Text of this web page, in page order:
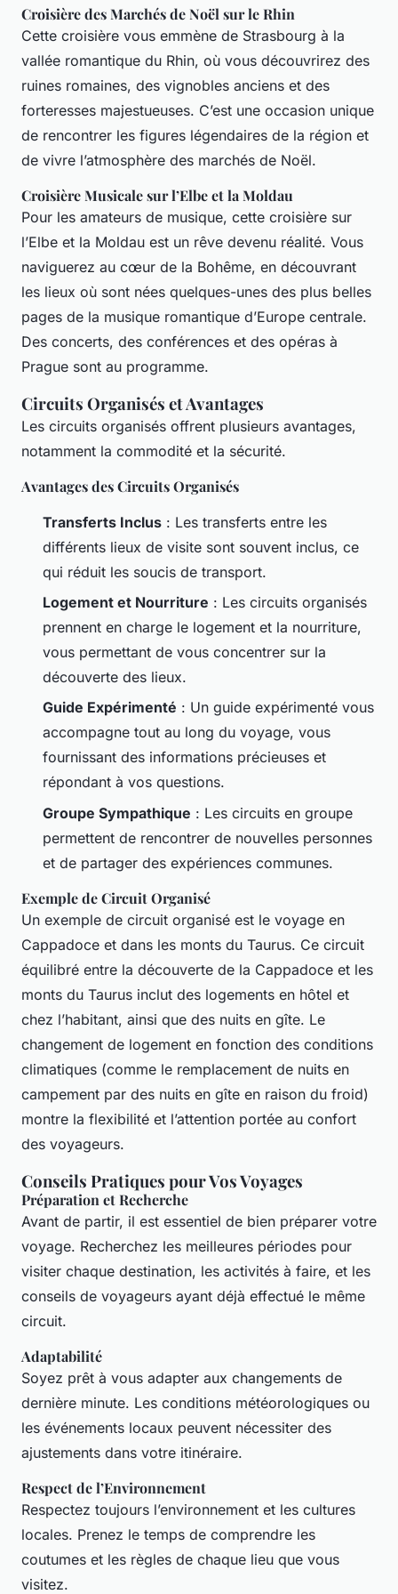
Croisière des Marchés de Noël sur le Rhin
Cette croisière vous emmène de Strasbourg à la
vallée romantique du Rhin, où vous découvrirez des
ruines romaines, des vignobles anciens et des
forteresses majestueuses. C’est une occasion unique
de rencontrer les figures légendaires de la région et
de vivre l’atmosphère des marchés de Noël.
Croisière Musicale sur l’Elbe et la Moldau
Pour les amateurs de musique, cette croisière sur
l’Elbe et la Moldau est un rêve devenu réalité. Vous
naviguerez au cœur de la Bohême, en découvrant
les lieux où sont nées quelques-unes des plus belles
pages de la musique romantique d’Europe centrale.
Des concerts, des conférences et des opéras à
Prague sont au programme.
Circuits Organisés et Avantages
Les circuits organisés offrent plusieurs avantages,
notamment la commodité et la sécurité.
Avantages des Circuits Organisés
Transferts Inclus : Les transferts entre les
différents lieux de visite sont souvent inclus, ce
qui réduit les soucis de transport.
Logement et Nourriture : Les circuits organisés
prennent en charge le logement et la nourriture,
vous permettant de vous concentrer sur la
découverte des lieux.
Guide Expérimenté : Un guide expérimenté vous
accompagne tout au long du voyage, vous
fournissant des informations précieuses et
répondant à vos questions.
Groupe Sympathique : Les circuits en groupe
permettent de rencontrer de nouvelles personnes
et de partager des expériences communes.
Exemple de Circuit Organisé
Un exemple de circuit organisé est le voyage en
Cappadoce et dans les monts du Taurus. Ce circuit
équilibré entre la découverte de la Cappadoce et les
monts du Taurus inclut des logements en hôtel et
chez l’habitant, ainsi que des nuits en gîte. Le
changement de logement en fonction des conditions
climatiques (comme le remplacement de nuits en
campement par des nuits en gîte en raison du froid)
montre la flexibilité et l’attention portée au confort
des voyageurs.
Conseils Pratiques pour Vos Voyages
Préparation et Recherche
Avant de partir, il est essentiel de bien préparer votre
voyage. Recherchez les meilleures périodes pour
visiter chaque destination, les activités à faire, et les
conseils de voyageurs ayant déjà effectué le même
circuit.
Adaptabilité
Soyez prêt à vous adapter aux changements de
dernière minute. Les conditions météorologiques ou
les événements locaux peuvent nécessiter des
ajustements dans votre itinéraire.
Respect de l’Environnement
Respectez toujours l’environnement et les cultures
locales. Prenez le temps de comprendre les
coutumes et les règles de chaque lieu que vous
visitez.